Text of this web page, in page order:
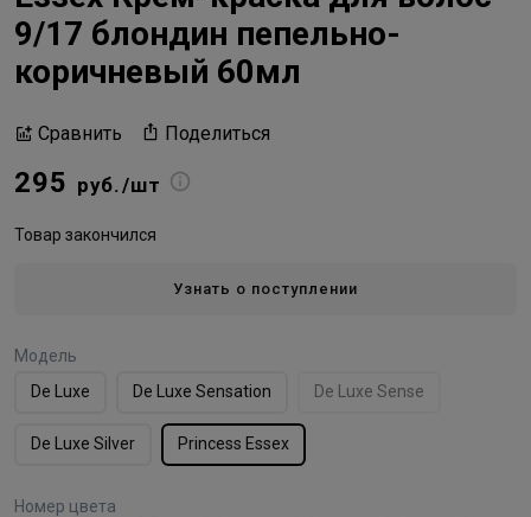
9/17 блондин пепельно-
коричневый 60мл
Сравнить Поделиться
295 руб./шт
Товар закончился
Узнать о поступлении
Модель
De Luxe
De Luxe Sensation De Luxe Sense
De Luxe Silver Princess Essex
Номер цвета